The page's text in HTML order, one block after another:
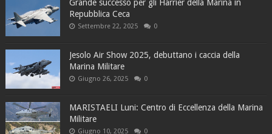
Grande successo per gli Harrier della Marina in
Repubblica Ceca
Settembre 22, 2025 0
Jesolo Air Show 2025, debuttano i caccia della
Marina Militare
Giugno 26, 2025 0
MARISTAELI Luni: Centro di Eccellenza della Marina
Militare
Giugno 10, 2025 0